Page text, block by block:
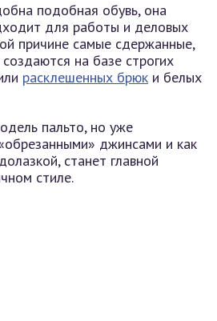
подобная обувь, она
для работы и деловых
причине самые сдержанные,
на базе строгих
расклешенных брюк и белых
пальто, но уже
джинсами и как
станет главной
стиле.